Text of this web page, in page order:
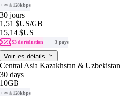
+ ∞ à 128kbps
30 jours
1,51 $US/GB
15,14 $US
$3 de réduction 3 pays
Voir les détails
Central Asia Kazakhstan &
30 days
10GB
+ ∞ à 128kbps